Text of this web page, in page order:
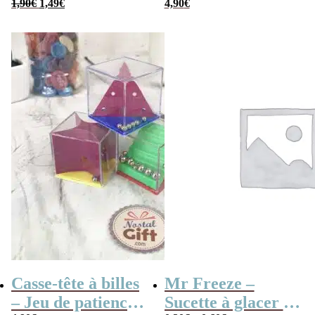
1,90€prix
1,90€.
1,49€prix
1,49€.
Les meilleures
4,90€
Casse-tête à billes
– Jeu de patience
Mr Freeze –
Sucette à glacer –